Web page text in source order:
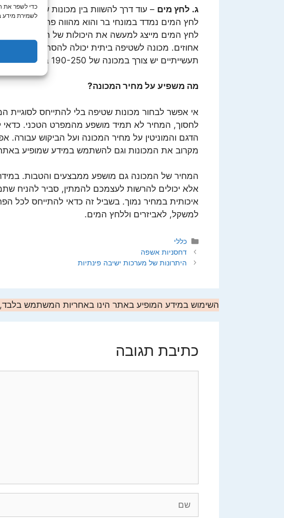
כדי לשפר את
לשמירת מידע
ג. לחץ מים – עוד דרך להשוות בין מכונות שטיפה
לחץ המים נמדד במונחי בר והוא מהווה פרמטר חשוב
לחץ המים מייצג למעשה את היכולות של המכונה
תעשייתיים יש צורך במכונה של 190-250 בר לפחות.
מה משפיע על מחיר המכונה?
אי אפשר לבחור מכונות שטיפה בלי להתייחס
לחסוך, המחיר לא תמיד מושפע מהמפרט הטכני.
הדגם והמוניטין על מחיר המכונה ועל הביקוש עבורה.
מקרוב את המכונות וגם להשתמש במידע שמופיע
המחיר של המכונה גם מושפע ממבצעים והטבות. במידה
אלא יכולים להרשות לעצמכם להמתין, סביר להניח
איכותית במחיר נמוך. בשביל זה כדאי להתייחס לכל
למשקל, לאביזרים וללחץ המים.
קטגוריות
כללי
דחסניות אשפה
היתרונות של מערכות ישיבה פינתיות
השימוש במידע המופיע באתר הינו באחריות המשתמש בלבד,
כתיבת תגובה